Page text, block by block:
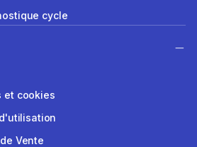
cycle
et cookies
Vente